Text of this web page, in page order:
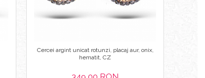
Cercei argint unicat rotunzi, placaj aur, onix,
hematit, CZ